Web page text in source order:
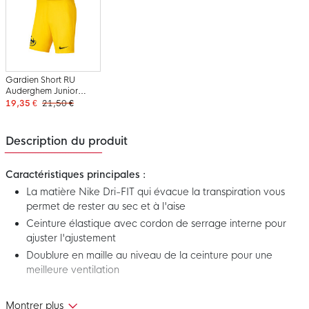
Gardien Short RU
Auderghem Junior
Jaune
19,35 € 21,50 €
Description du produit
Caractéristiques principales :
La matière Nike Dri-FIT qui évacue la transpiration vous
permet de rester au sec et à l'aise
Ceinture élastique avec cordon de serrage interne pour
ajuster l'ajustement
Doublure en maille au niveau de la ceinture pour une
meilleure ventilation
Avec ce Home Short RU Auderghem Senior, vous pouvez tirer
Montrer plus